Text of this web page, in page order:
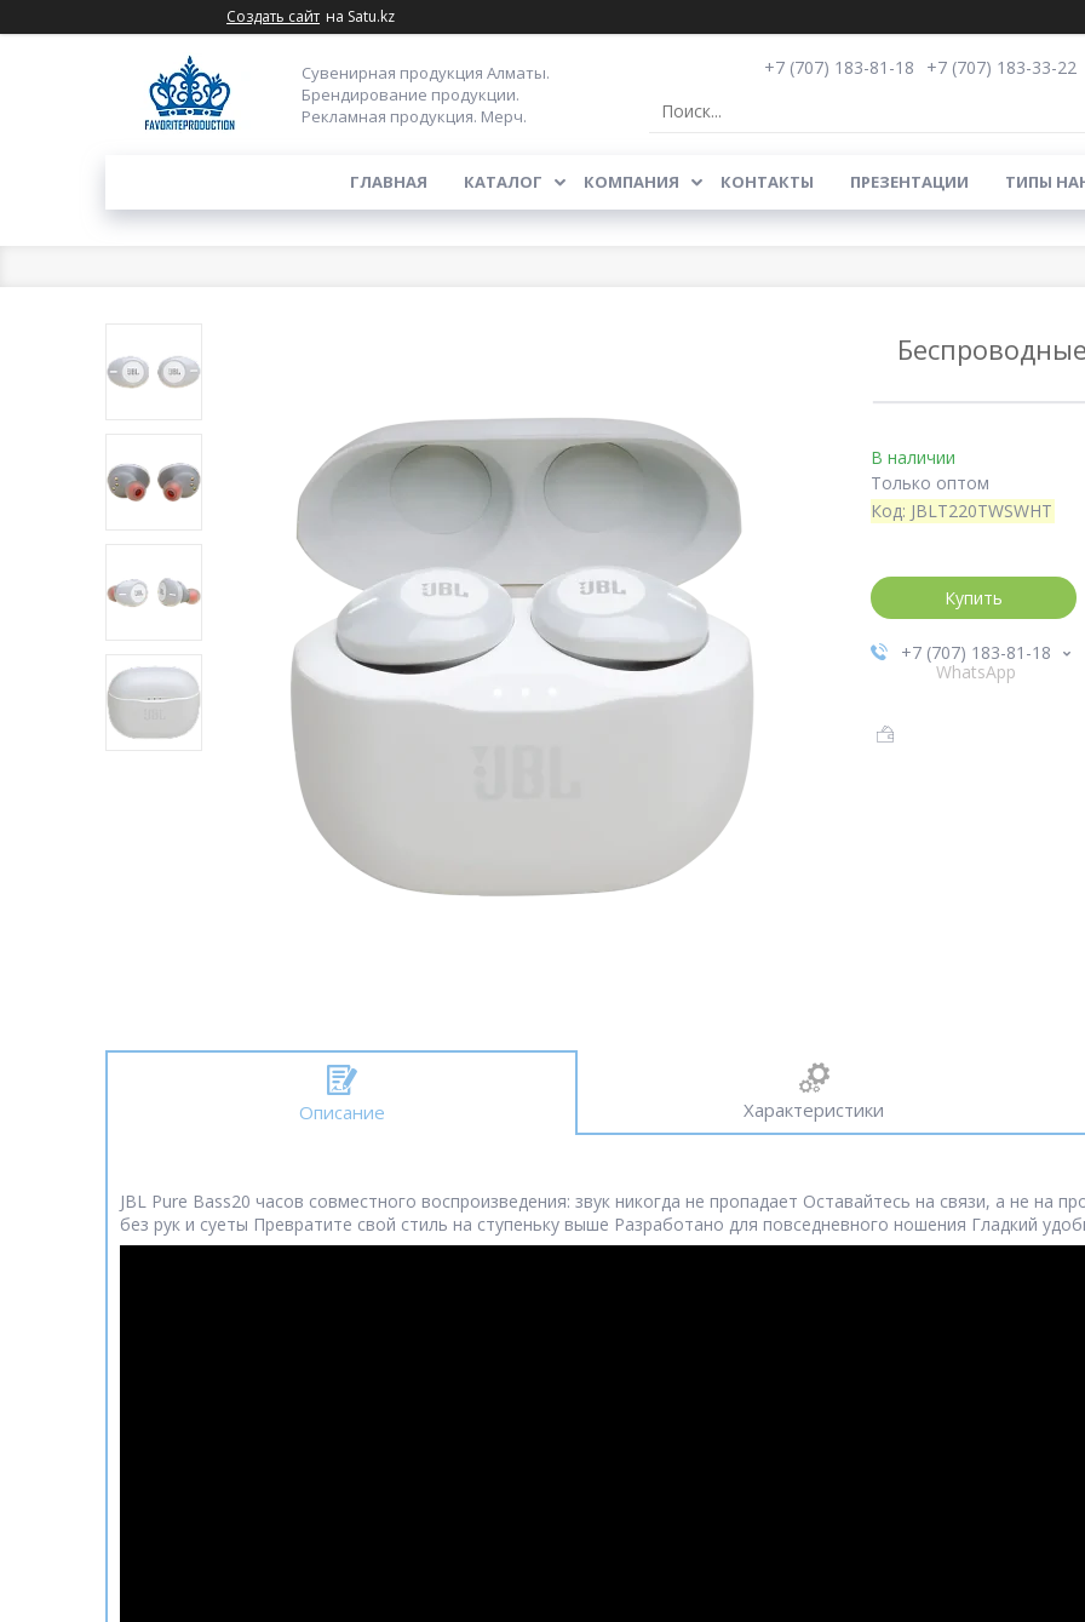
Создать сайт на Satu.kz
Сувенирная продукция Алматы.
Брендирование продукции.
Рекламная продукция. Мерч.
+7 (707) 183-81-18 +7 (707) 183-33-22
ГЛАВНАЯ КАТАЛОГ КОМПАНИЯ КОНТАКТЫ ПРЕЗЕНТАЦИИ ТИПЫ
В наличии
Только оптом
Код: JBLT220TWSWHT
Купить
+7 (707) 183-81-18
WhatsApp
Описание Характеристики
JBL Pure Bass20 часов совместного воспроизведения: звук никогда не пропадает Оставайтесь на связи, а не на
без рук и суеты Превратите свой стиль на ступеньку выше Разработано для повседневного ношения Гладкий